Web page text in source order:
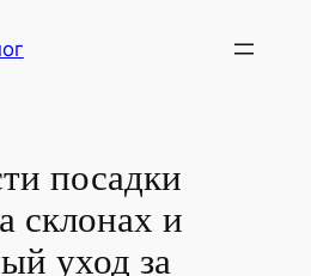
посадки
склонах и
уход за